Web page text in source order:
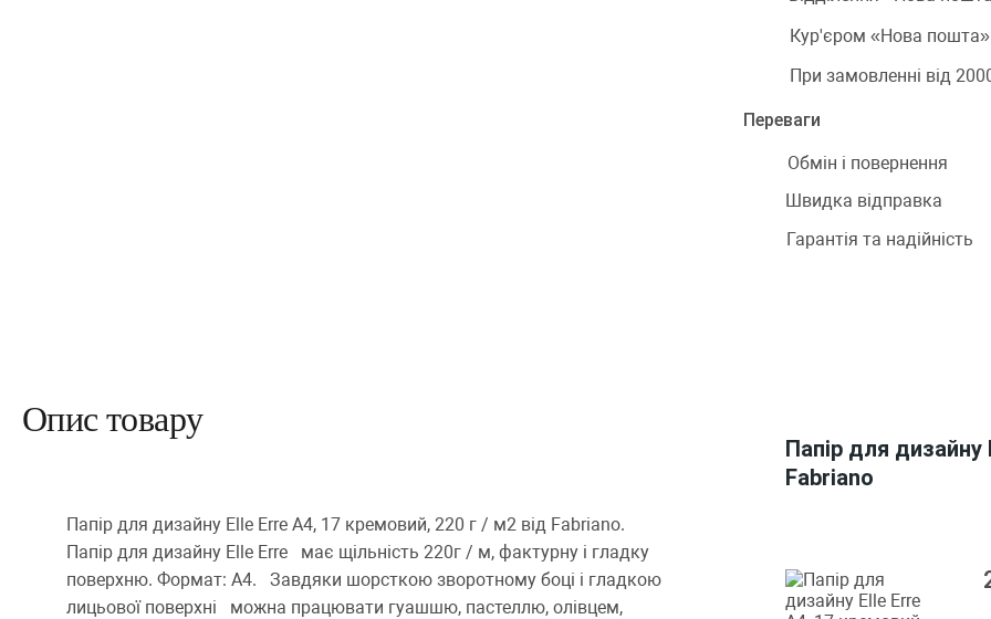
Кур'єром «Нова пошта»
При замовленні від
Переваги
Обмін і повернення
Швидка відправка
Гарантія та надійність
Опис товару
Папір для дизайну Elle Erre A4, 17 кремовий, 220 г / м2 від Fabriano.
Папір для дизайну Elle Erre має щільність 220г / м, фактурну і гладку
поверхню. Формат: А4. Завдяки шорсткою зворотному боці і гладкою
лицьової поверхні можна працювати гуашшю, пастеллю, олівцем,
Папір для
Fabriano